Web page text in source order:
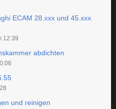
ECAM 28.xxx und 45.xxx
12:39
abdichten
und reinigen